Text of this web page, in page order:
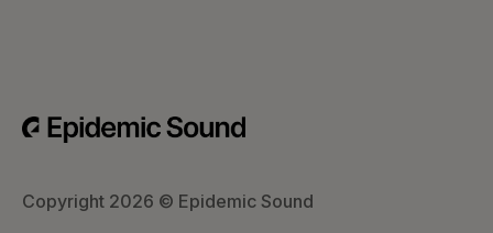
Copyright 2026 © Epidemic Sound